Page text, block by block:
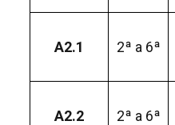
A2.1 2ª a 6ª
A2.2 2ª a 6ª